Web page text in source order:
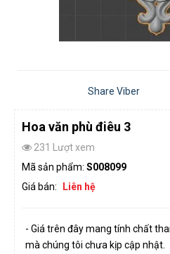
Share Viber
Hoa văn phù điêu 3
231 Lượt xem
Mã sản phẩm: S008099
Giá bán:
Liên hệ
- Giá trên đây mang tính chất
mà chúng tôi chưa kịp cập nhật.